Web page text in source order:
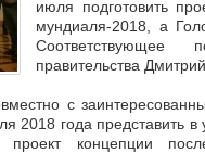
июля подготовить
мундиаля-2018, а
Соответствующее
правительства
с
2018 года представить в
проект концепции